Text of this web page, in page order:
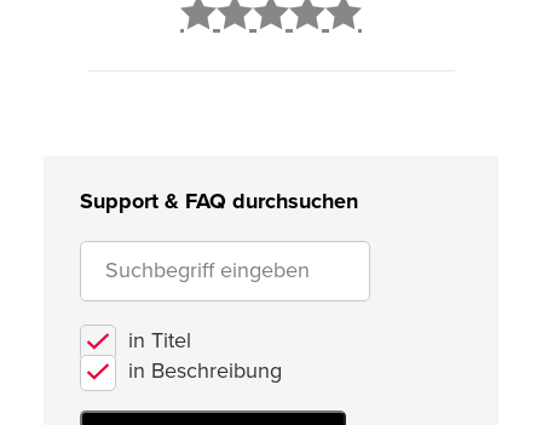
Support & FAQ durchsuchen
in Titel
in Beschreibung